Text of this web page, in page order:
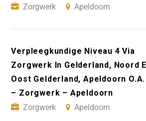
Zorgwerk
Apeldoorn
Verpleegkundige Niveau 4 Via
Zorgwerk In Gelderland, Noord
Oost Gelderland, Apeldoorn
– Zorgwerk – Apeldoorn
Zorgwerk
Apeldoorn